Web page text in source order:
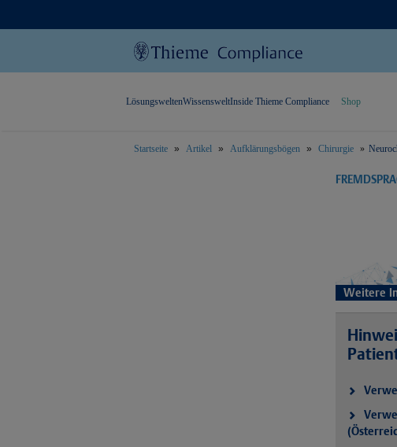
LösungsweltenWissensweltInside Thieme Compliance Shop
Startseite Artikel Aufklärungsbögen Chirurgie
Weitere